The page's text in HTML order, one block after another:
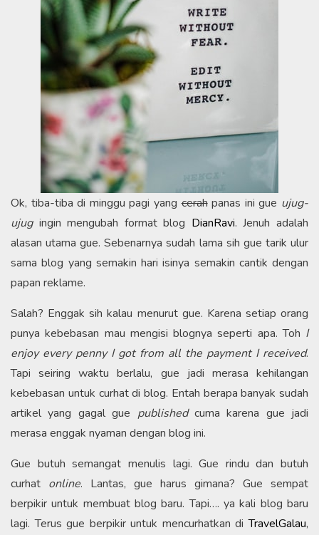
Ok, tiba-tiba di minggu pagi yangcerahpanas ini gue ujug-
ujugingin mengubah format blog DianRavi. Jenuh adalah
alasan utama gue. Sebenarnya sudah lama sih gue tarik ulur
sama blog yang semakin hari isinya semakin cantik dengan
papan reklame.
Salah? Enggak sih kalau menurut gue. Karena setiap orang
punya kebebasan mau mengisi blognya seperti apa. Toh I
enjoy every penny I got from all the payment I received.
Tapi seiring waktu berlalu, gue jadi merasa kehilangan
kebebasan untuk curhat di blog. Entah berapa banyak sudah
artikel yang gagal gue publishedcuma karena gue jadi
merasa enggak nyaman dengan blog ini.
Gue butuh semangat menulis lagi. Gue rindu dan butuh
curhat online. Lantas, gue harus gimana? Gue sempat
berpikir untuk membuat blog baru. Tapi…. ya kali blog baru
lagi. Terus gue berpikir untuk mencurhatkan diTravelGalau,